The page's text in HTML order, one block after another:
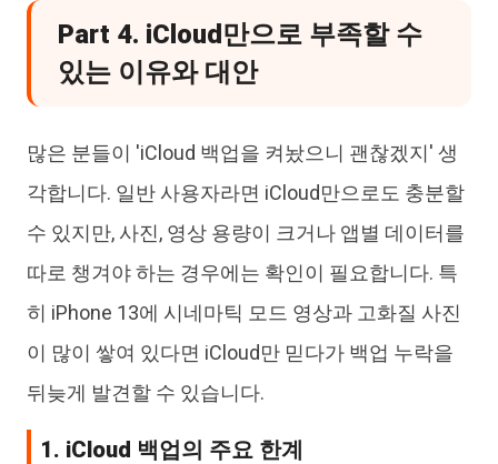
Part 4. iCloud만으로 부족할 수
있는 이유와 대안
많은 분들이 'iCloud 백업을 켜놨으니 괜찮겠지' 생
각합니다. 일반 사용자라면 iCloud만으로도 충분할
수 있지만, 사진, 영상 용량이 크거나 앱별 데이터를
따로 챙겨야 하는 경우에는 확인이 필요합니다. 특
히 iPhone 13에 시네마틱 모드 영상과 고화질 사진
이 많이 쌓여 있다면 iCloud만 믿다가 백업 누락을
뒤늦게 발견할 수 있습니다.
1. iCloud 백업의 주요 한계